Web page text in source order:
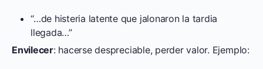
“…de histeria latente que jalonaron la tardia
llegada…”
Envilecer: hacerse despreciable, perder valor. Ejemplo: